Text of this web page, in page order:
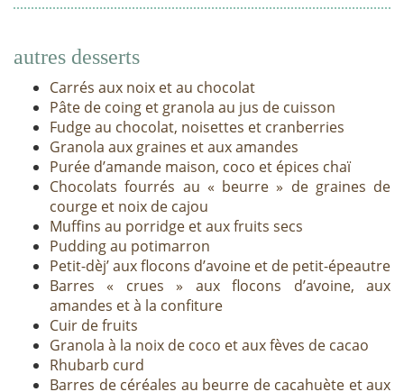
autres desserts
Carrés aux noix et au chocolat
Pâte de coing et granola au jus de cuisson
Fudge au chocolat, noisettes et cranberries
Granola aux graines et aux amandes
Purée d’amande maison, coco et épices chaï
Chocolats fourrés au « beurre » de graines de
courge et noix de cajou
Muffins au porridge et aux fruits secs
Pudding au potimarron
Petit-dèj’ aux flocons d’avoine et de petit-épeautre
Barres « crues » aux flocons d’avoine, aux
amandes et à la confiture
Cuir de fruits
Granola à la noix de coco et aux fèves de cacao
Rhubarb curd
Barres de céréales au beurre de cacahuète et aux